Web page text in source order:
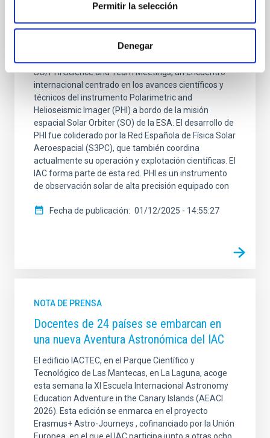
Permitir la selección
Denegar
EL IAC acoge las reuniones científicas del
instrumento SO/PHI de Solar Orbiter
El Instituto de Astrofísica de Canarias (IAC) acoge
SO/PHI Science and Team Meetings, un encuentro
internacional centrado en los avances científicos y
técnicos del instrumento Polarimetric and
Helioseismic Imager (PHI) a bordo de la misión
espacial Solar Orbiter (SO) de la ESA. El desarrollo de
PHI fue coliderado por la Red Española de Física Solar
Aeroespacial (S3PC), que también coordina
actualmente su operación y explotación científicas. El
IAC forma parte de esta red. PHI es un instrumento
de observación solar de alta precisión equipado con
Fecha de publicación 01/12/2025 - 14:55:27
NOTA DE PRENSA
Docentes de 24 países se embarcan en
una nueva Aventura Astronómica del IAC
El edificio IACTEC, en el Parque Científico y
Tecnológico de Las Mantecas, en La Laguna, acoge
esta semana la XI Escuela Internacional Astronomy
Education Adventure in the Canary Islands (AEACI
2026). Esta edición se enmarca en el proyecto
Erasmus+ Astro-Journeys , cofinanciado por la Unión